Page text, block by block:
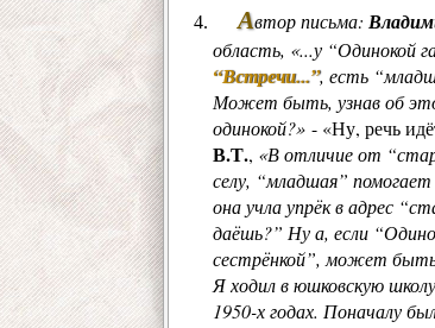
Автор письма:
область, «...у “Одинокой
“Встречи...”, есть
Может быть, узнав об
одинокой?» - «Ну, речь
В.Т., «В отличие от
селу, “младшая”
она учла упрёк в адрес
даёшь?” Ну а, если
сестрёнкой”, может
Я ходил в юшковскую
1950-х годах. Поначалу